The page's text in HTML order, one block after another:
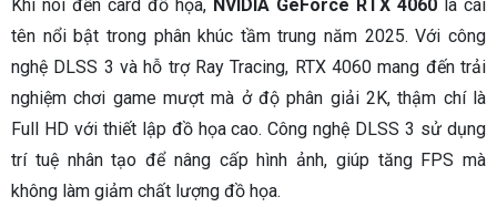
Khi nói đến card đồ họa, NVIDIA GeForce RTX 4060 là cái
tên nổi bật trong phân khúc tầm trung năm 2025. Với công
nghệ DLSS 3 và hỗ trợ Ray Tracing, RTX 4060 mang đến trải
nghiệm chơi game mượt mà ở độ phân giải 2K, thậm chí là
Full HD với thiết lập đồ họa cao. Công nghệ DLSS 3 sử dụng
trí tuệ nhân tạo để nâng cấp hình ảnh, giúp tăng FPS mà
không làm giảm chất lượng đồ họa.